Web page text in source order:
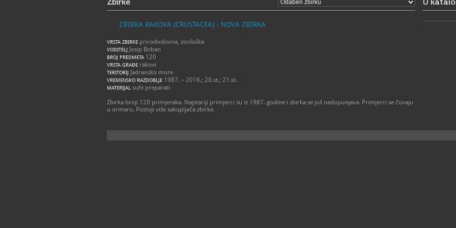
E
ZBIRKA RAKOVA (CRUSTACEA) - NOVA ZBIRKA
VRSTA ZBIRKE prirodoslovna, zoološka
VODITELJ Josip Boban
BROJ PREDMETA 120
VRSTA GRAĐE rakovi
TERITORIJ Jadransko more
VREMENSKO RAZDOBLJE 1987. – 2016.; 20.st.; 21.st.
MATERIJAL suhi preparati
Zbirka broji 120 primjeraka. Najstariji primjerci su iz 1987. godine i zbirka se još nadopunjava. Primjerci se čuvaju
u ormaru. Postoji više sakupljača zbirke.